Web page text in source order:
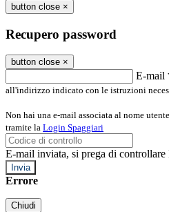
button close ×
Recupero password
button close ×
E-mail
all'indirizzo indicato con le istruzioni
Non hai una e-mail associata al nome
tramite la Login Spaggiari
E-mail inviata, si prega di controllare
Errore
Chiudi